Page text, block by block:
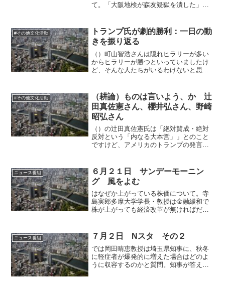
て。「大阪地検が森友疑獄を潰した」と
さないので埋もれている状況であるとい
えるでしょう。格言風に言え...
#その他文化活動
トランプ氏が劇的勝利：一日の動
きを振り返る
（）町山智浩さんは隠れヒラリーが多い
からヒラリーが勝つといっていましたけ
ど、そんな人たちがいるわけないと思っ
が、そうでなくともサンダースだったら
勝っていたのではないかと思...
#その他文化活動
（耕論）ものは言いよう、か 辻
田真佐憲さん、櫻井弘さん、野崎
昭弘さん
（）の辻田真佐憲氏は「絶対賛成・絶対
反対という「内なる大本営」」とのこと
ですけど、アメリカのトランプの発言の
じ事です。こういう「中立」っぽいこと
を言う人が一番危ういです...
ニュース番組
６月２１日 サンデーモーニン
グ 風をよむ
はなぜか上がっている株価について。寺
島実郎多摩大学学長・教授は金融緩和で
株が上がっても経済改革が無ければだめ
員の重鎮である自らだ。厚かましいにも
ほどがありますけど、これ...
ニュース番組 ７月２日 Nスタ その２
では岡田晴恵教授は埼玉県知事に、秋冬
に軽症者が爆発的に増えた場合はどのよ
うに収容するのかと質問。知事が答えは